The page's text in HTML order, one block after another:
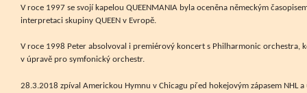
V roce 1997 se svojí kapelou QUEENMANIA byla oceněna německým
interpretaci skupiny QUEEN v Evropě.
V roce 1998 Peter absolvoval i premiérový koncert s Philharmonic orchestra,
v úpravě pro symfonický orchestr.
28.3.2018 zpíval Americkou Hymnu v Chicagu před hokejovým zápasem NHL